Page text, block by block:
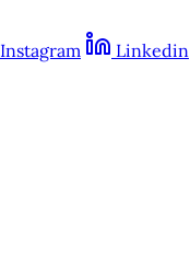
Instagram Linkedin